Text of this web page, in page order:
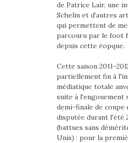
de Patrice Lair, une
Schelin et d'autres
qui permettent de
parcouru par le foot
depuis cette éopque.
Cette saison 2011-
partiellement fin à
médiatique totale
suite à l'engouement
demi-finale de coupe
disputée durant l'été
(battues sans
Unis) : pour la